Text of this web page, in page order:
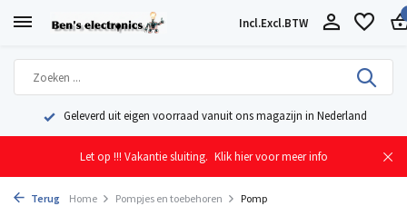
Incl.Excl.BTW
Geleverd uit eigen voorraad vanuit ons magazijn in Nederland
Let op !!! Vakantie sluiting. Klik hier voor meer info
Terug Home Pompjes en toebehoren Pomp